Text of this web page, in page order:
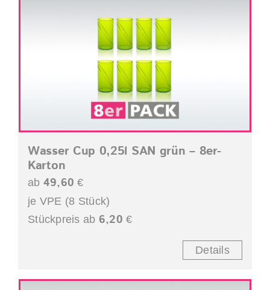
Wasser Cup 0,25l SAN grün – 8er-
Karton
ab 49,60 €
je VPE (8 Stück)
Stückpreis ab 6,20 €
Details